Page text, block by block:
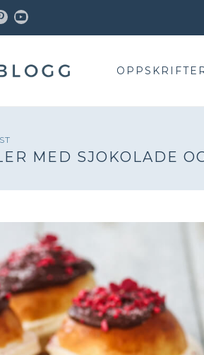
PINTEREST
YOUTUBE
MED SJOKOLADE